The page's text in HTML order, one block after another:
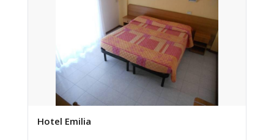
Hotel Emilia